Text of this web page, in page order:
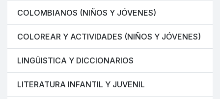
COLOMBIANOS (NIÑOS Y JÓVENES)
COLOREAR Y ACTIVIDADES (NIÑOS Y JÓVENES)
LINGÜISTICA Y DICCIONARIOS
LITERATURA INFANTIL Y JUVENIL